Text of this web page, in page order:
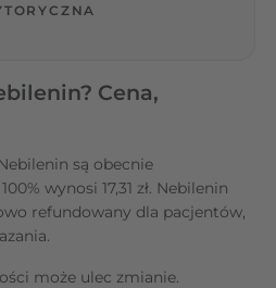
Cena,
są obecnie
wynosi 17,31 zł. Nebilenin
refundowany dla pacjentów,
może ulec zmianie.